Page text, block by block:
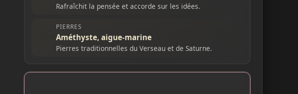
Rafraîchit la pensée et accorde sur les idées.
PIERRES
Améthyste, aigue-marine
Pierres traditionnelles du Verseau et de Saturne.